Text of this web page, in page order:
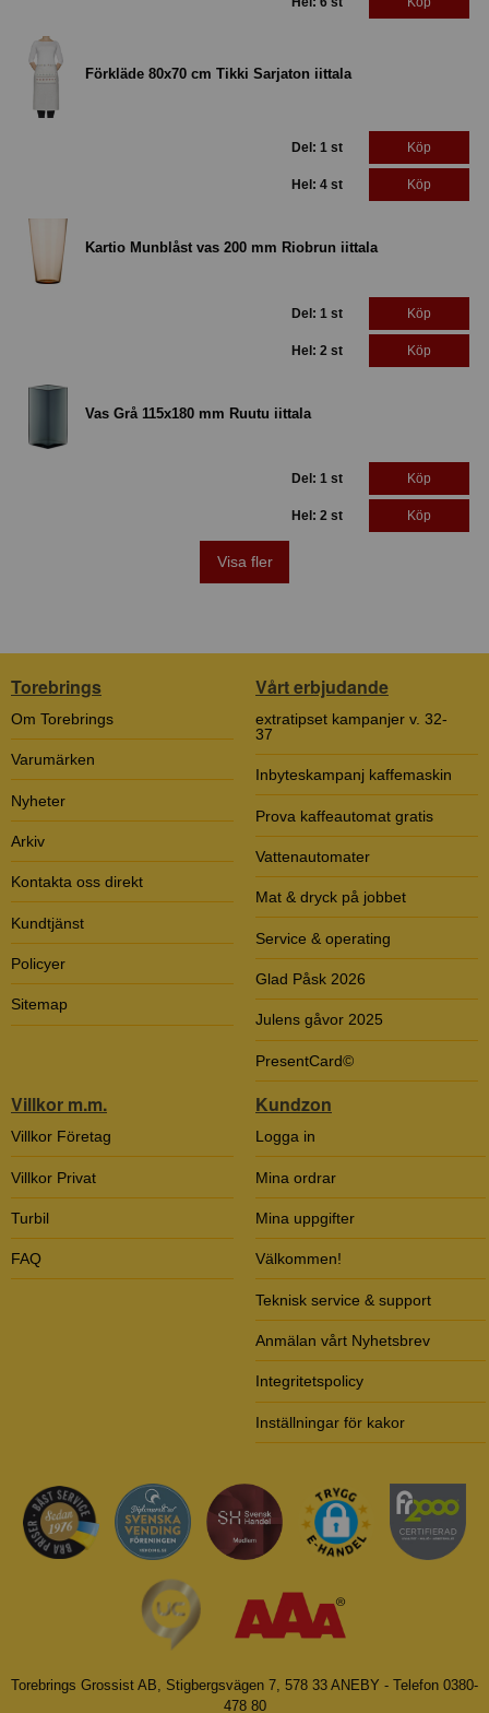
Förkläde 80x70 cm Tikki Sarjaton iittala
Del: 1 st Köp
Hel: 4 st Köp
Kartio Munblåst vas 200 mm Riobrun iittala
Del: 1 st Köp
Hel: 2 st Köp
Vas Grå 115x180 mm Ruutu iittala
Del: 1 st Köp
Hel: 2 st Köp
Visa fler
Torebrings
Om Torebrings
Varumärken
Nyheter
Arkiv
Kontakta oss direkt
Kundtjänst
Policyer
Sitemap
Vårt erbjudande
extratipset kampanjer v. 32-
37
Inbyteskampanj kaffemaskin
Prova kaffeautomat gratis
Vattenautomater
Mat & dryck på jobbet
Service & operating
Glad Påsk 2026
Julens gåvor 2025
PresentCard©
Villkor m.m.
Villkor Företag
Villkor Privat
Turbil
FAQ
Kundzon
Logga in
Mina ordrar
Mina uppgifter
Välkommen!
Teknisk service & support
Anmälan vårt Nyhetsbrev
Integritetspolicy
Inställningar för kakor
Torebrings Grossist AB, Stigbergsvägen 7, 578 33 ANEBY - Telefon 0380-
478 80